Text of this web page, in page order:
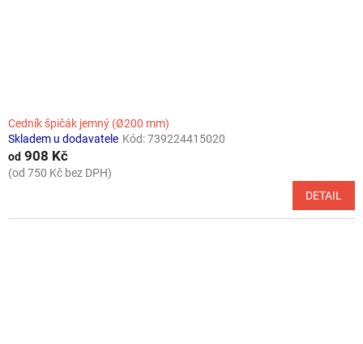
Cedník špičák jemný (Ø200 mm)
Skladem u dodavatele Kód:739224415020
od 908 Kč
(od 750 Kč bez DPH)
DETAIL